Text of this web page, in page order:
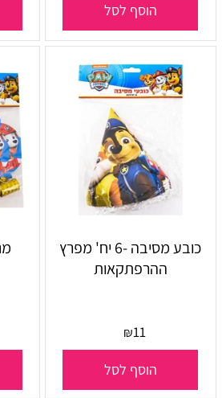
הוסף לסל
כובע מסיבה -6 יח' מפרץ
ההרפתקאות
₪11
הוסף לסל